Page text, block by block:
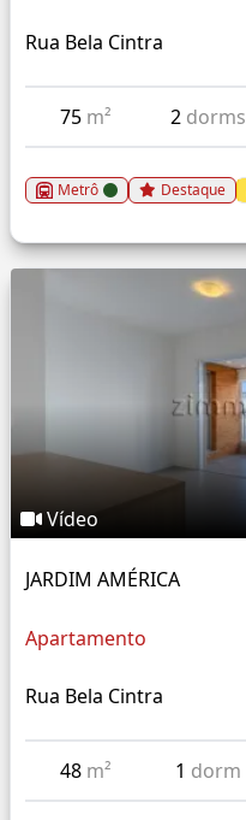
Rua Bela Cintra
75 m² 2 dorms
Metrô Destaque
Vídeo
JARDIM AMÉRICA
Apartamento
Rua Bela Cintra
48 m² 1 dorm